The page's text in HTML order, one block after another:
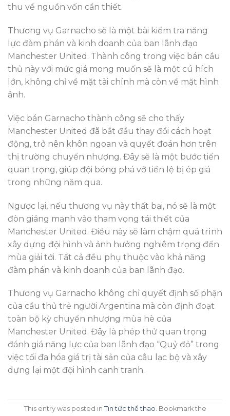
thu về nguồn vốn cần thiết.
Thương vụ Garnacho sẽ là một bài kiểm tra năng
lực đàm phán và kinh doanh của ban lãnh đạo
Manchester United. Thành công trong việc bán cầu
thủ này với mức giá mong muốn sẽ là một cú hích
lớn, không chỉ về mặt tài chính mà còn về mặt hình
ảnh.
Việc bán Garnacho thành công sẽ cho thấy
Manchester United đã bắt đầu thay đổi cách hoạt
động, trở nên khôn ngoan và quyết đoán hơn trên
thị trường chuyển nhượng. Đây sẽ là một bước tiến
quan trọng, giúp đội bóng phá vỡ tiền lệ bị ép giá
trong những năm qua.
Ngược lại, nếu thương vụ này thất bại, nó sẽ là một
đòn giáng mạnh vào tham vọng tái thiết của
Manchester United. Điều này sẽ làm chậm quá trình
xây dựng đội hình và ảnh hưởng nghiêm trọng đến
mùa giải tới. Tất cả đều phụ thuộc vào khả năng
đàm phán và kinh doanh của ban lãnh đạo.
Thương vụ Garnacho không chỉ quyết định số phận
của cầu thủ trẻ người Argentina mà còn định đoạt
toàn bộ kỳ chuyển nhượng mùa hè của
Manchester United. Đây là phép thử quan trọng
đánh giá năng lực của ban lãnh đạo “Quỷ đỏ” trong
việc tối đa hóa giá trị tài sản của câu lạc bộ và xây
dựng lại một đội hình cạnh tranh.
This entry was posted in Tin tức thể thao . Bookmark the